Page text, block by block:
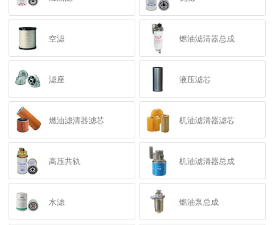
空滤 燃油滤清器总成
滤座 液压滤芯
燃油滤清器滤芯 机油滤清器滤芯
高压共轨 机油滤清器总成
水滤 燃油泵总成